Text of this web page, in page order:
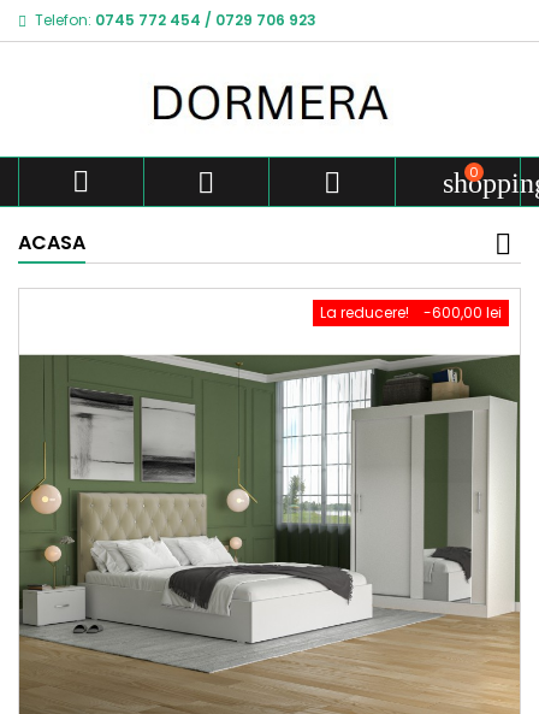
Telefon: 0745 772 454 / 0729 706 923
   0
ACASA
-600,00 lei
La reducere!